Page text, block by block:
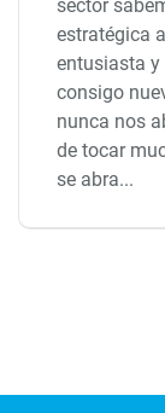
sector
estratégica
entusiasta
consigo
nunca nos
de tocar
se abra...